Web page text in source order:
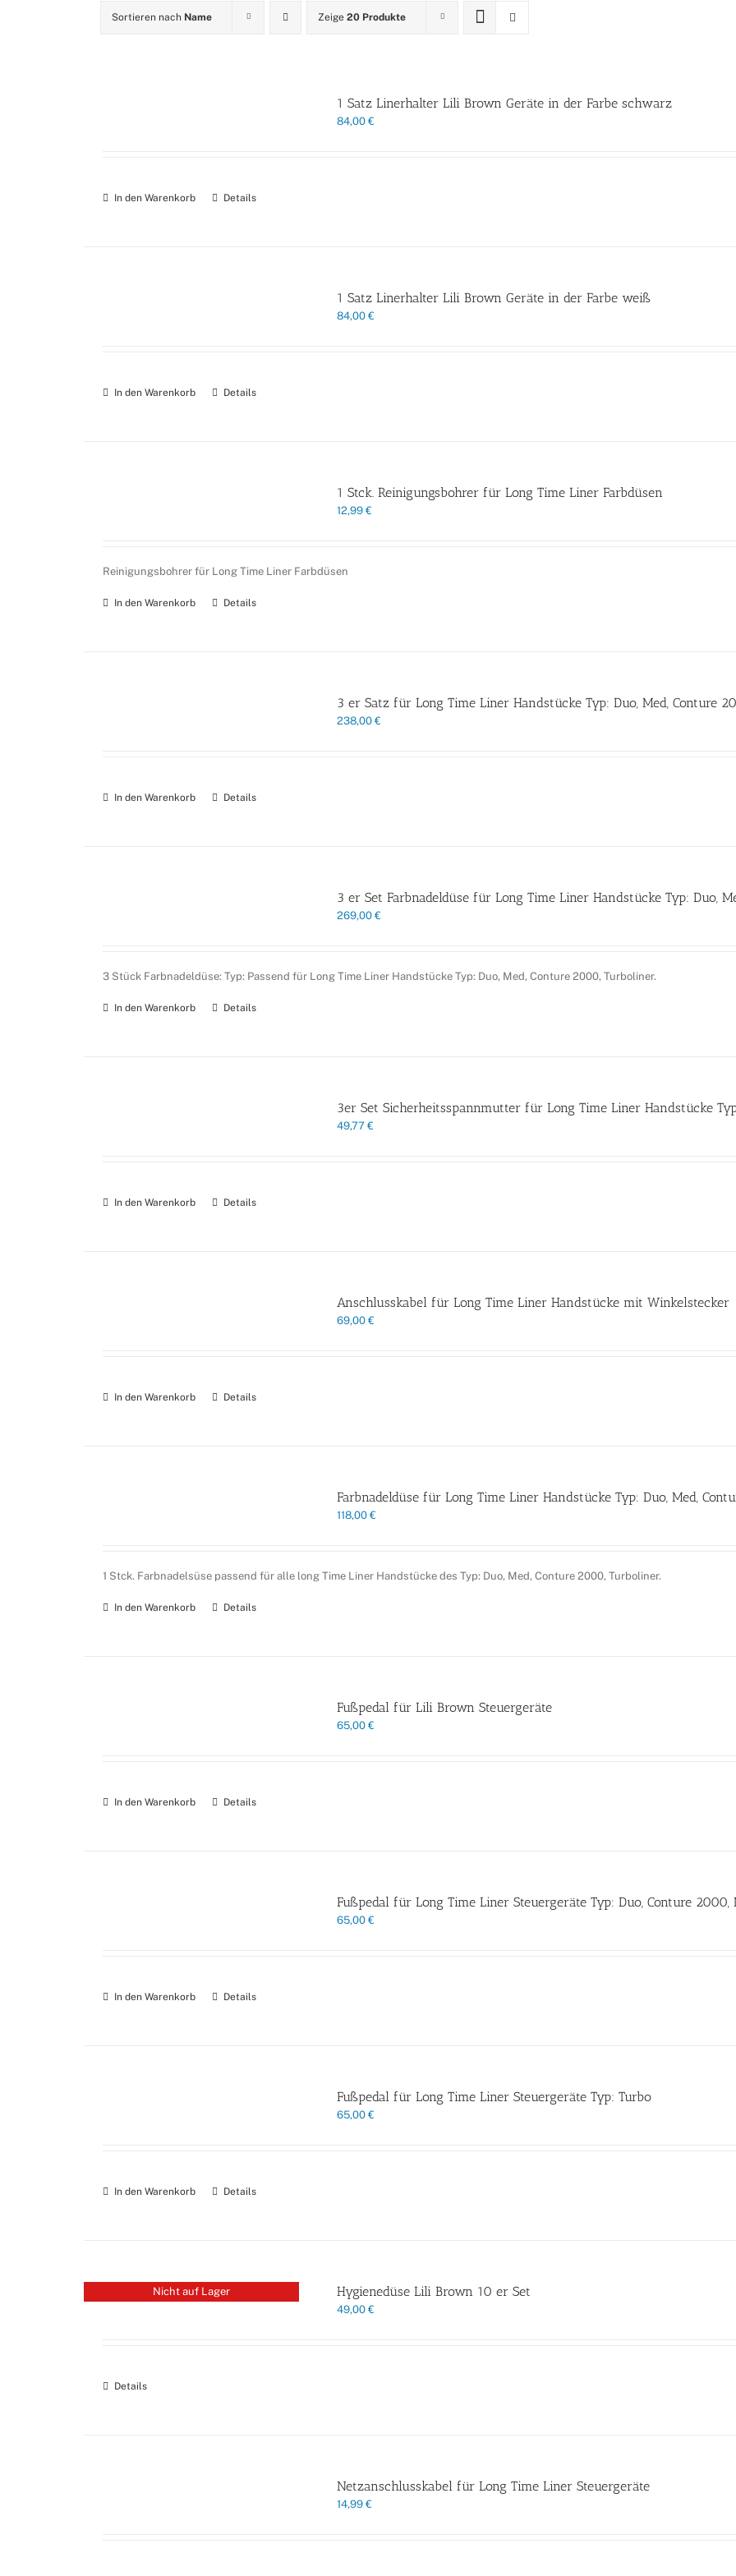
Sortieren nach Name Zeige 20 Produkte
1 Satz Linerhalter Lili Brown Geräte in der Farbe schwarz
84,00 €
In den Warenkorb Details
1 Satz Linerhalter Lili Brown Geräte in der Farbe weiß
84,00 €
In den Warenkorb Details
1 Stck. Reinigungsbohrer für Long Time Liner Farbdüsen
12,99 €
Reinigungsbohrer für Long Time Liner Farbdüsen
In den Warenkorb Details
3 er Satz für Long Time Liner Handstücke Typ: Duo, Med, Conture
238,00 €
In den Warenkorb Details
3 er Set Farbnadeldüse für Long Time Liner Handstücke Typ: Duo,
269,00 €
3 Stück Farbnadeldüse: Typ: Passend für Long Time Liner Handstücke Typ: Duo, Med, Conture 2000, Turboliner.
In den Warenkorb Details
3er Set Sicherheitsspannmutter für Long Time Liner Handstücke
49,77 €
In den Warenkorb Details
Anschlusskabel für Long Time Liner Handstücke mit Winkelstecker
69,00 €
In den Warenkorb Details
Farbnadeldüse für Long Time Liner Handstücke Typ: Duo, Med,
118,00 €
1 Stck. Farbnadelsüse passend für alle long Time Liner Handstücke des Typ: Duo, Med, Conture 2000, Turboliner.
In den Warenkorb Details
Fußpedal für Lili Brown Steuergeräte
65,00 €
In den Warenkorb Details
Fußpedal für Long Time Liner Steuergeräte Typ: Duo, Conture 2000,
65,00 €
In den Warenkorb Details
Fußpedal für Long Time Liner Steuergeräte Typ: Turbo
65,00 €
In den Warenkorb Details
Nicht auf Lager Hygienedüse Lili Brown 10 er Set
49,00 €
Details
Netzanschlusskabel für Long Time Liner Steuergeräte
14,99 €